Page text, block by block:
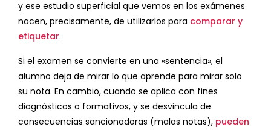
y ese estudio superficial que vemos en los exámenes
nacen, precisamente, de utilizarlos para comparar y
etiquetar.
Si el examen se convierte en una «sentencia», el
alumno deja de mirar lo que aprende para mirar solo
su nota. En cambio, cuando se aplica con fines
diagnósticos o formativos, y se desvincula de
consecuencias sancionadoras (malas notas), pueden